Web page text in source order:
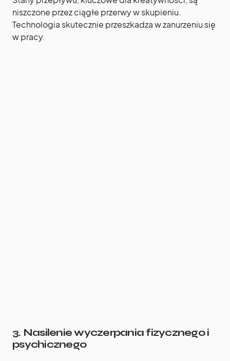
niszczone przez ciągłe przerwy w skupieniu.
Technologia skutecznie przeszkadza w zanurzeniu się
w pracy.
3. Nasilenie wyczerpania fizycznego i
psychicznego